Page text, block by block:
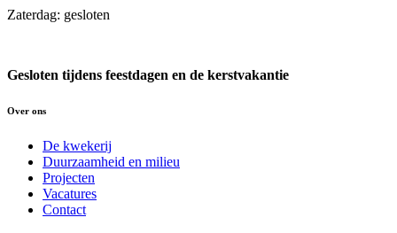
Zaterdag: gesloten
Gesloten tijdens feestdagen en de kerstvakantie
Over ons
De kwekerij
Duurzaamheid en milieu
Projecten
Vacatures
Contact